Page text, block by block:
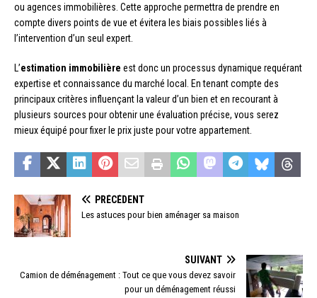
ou agences immobilières. Cette approche permettra de prendre en
compte divers points de vue et évitera les biais possibles liés à
l’intervention d’un seul expert.
L’estimation immobilière est donc un processus dynamique requérant
expertise et connaissance du marché local. En tenant compte des
principaux critères influençant la valeur d’un bien et en recourant à
plusieurs sources pour obtenir une évaluation précise, vous serez
mieux équipé pour fixer le prix juste pour votre appartement.
PRÉCÉDENT
Les astuces pour bien aménager sa maison
SUIVANT
Camion de déménagement : Tout ce que vous devez savoir
pour un déménagement réussi